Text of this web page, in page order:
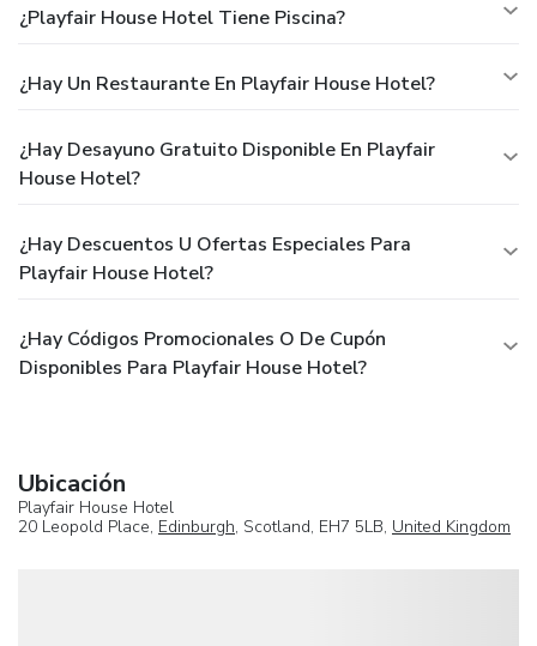
¿Playfair House Hotel Tiene Piscina?
¿Hay Un Restaurante En Playfair House Hotel?
¿Hay Desayuno Gratuito Disponible En Playfair
House Hotel?
¿Hay Descuentos U Ofertas Especiales Para
Playfair House Hotel?
¿Hay Códigos Promocionales O De Cupón
Disponibles Para Playfair House Hotel?
Ubicación
Playfair House Hotel
20 Leopold Place, Edinburgh, Scotland, EH7 5LB, United Kingdom